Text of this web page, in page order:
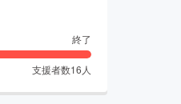
終了
支援者数16 人